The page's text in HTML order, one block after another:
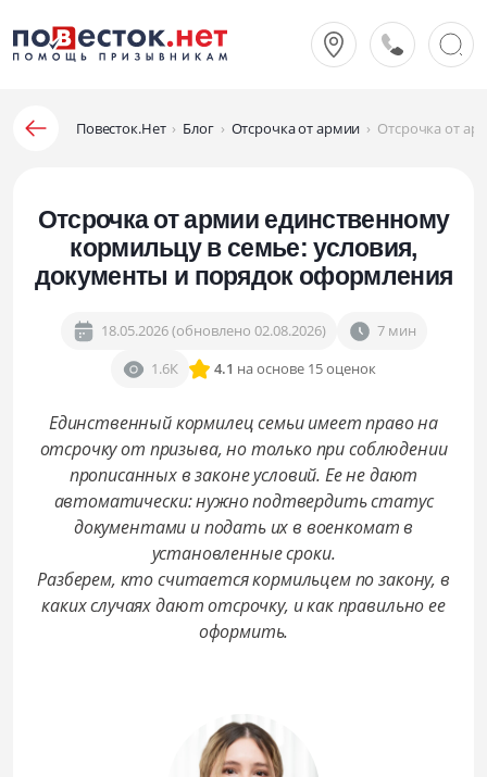
Повесток.Нет › Блог › Отсрочка от армии › Отсрочка от
Отсрочка от армии единственному
кормильцу в семье: условия,
документы и порядок оформления
18.05.2026 (обновлено 02.08.2026)
7 мин
1.6К
4.1 на основе 15 оценок
Единственный кормилец семьи имеет право на
отсрочку от призыва, но только при соблюдении
прописанных в законе условий. Ее не дают
автоматически: нужно подтвердить статус
документами и подать их в военкомат в
установленные сроки.
Разберем, кто считается кормильцем по закону, в
каких случаях дают отсрочку, и как правильно ее
оформить.